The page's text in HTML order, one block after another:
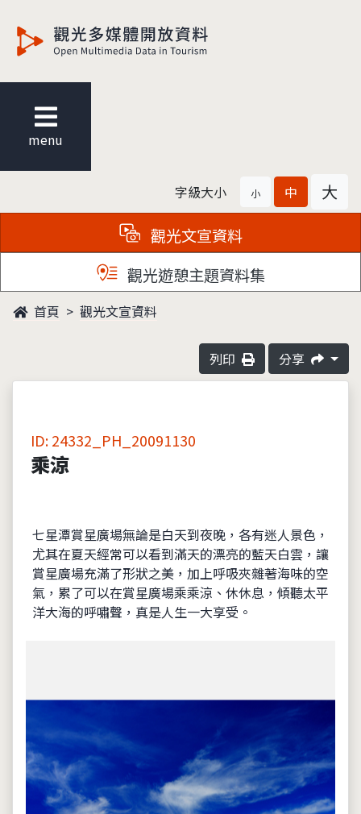
menu
字級大小 小 中 大
觀光文宣資料
觀光遊憩主題資料集
首頁 觀光文宣資料
列印 分享
ID: 24332_PH_20091130
乘涼
七星潭賞星廣場無論是白天到夜晚，各有迷人景色，
尤其在夏天經常可以看到滿天的漂亮的藍天白雲，讓
賞星廣場充滿了形狀之美，加上呼吸夾雜著海味的空
氣，累了可以在賞星廣場乘乘涼、休休息，傾聽太平
洋大海的呼嘯聲，真是人生一大享受。